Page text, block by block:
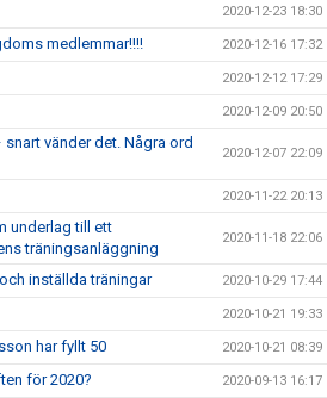
2020-12-23 18:30
medlemmar!!!! 2020-12-16 17:32
2020-12-12 17:29
2020-12-09 20:50
vänder det. Några ord
2020-12-07 22:09
2020-11-22 20:13
underlag till ett
träningsanläggning
2020-11-18 22:06
inställda träningar 2020-10-29 17:44
2020-10-21 19:33
har fyllt 50 2020-10-21 08:39
för 2020? 2020-09-13 16:17